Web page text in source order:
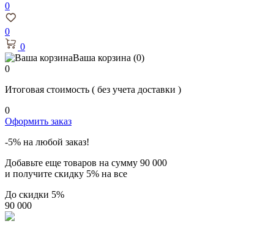
0
0
0
Ваша корзина (0)
0
Итоговая стоимость ( без учета доставки )
0
Оформить заказ
-5% на любой заказ!
Добавьте еще товаров на сумму 90 000
и получите скидку 5% на все
До скидки 5%
90 000